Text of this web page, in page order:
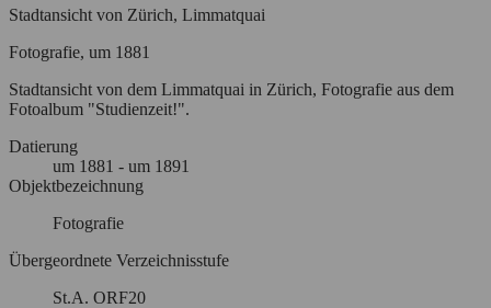
Stadtansicht von Zürich, Limmatquai
Fotografie, um 1881
Stadtansicht von dem Limmatquai in Zürich, Fotografie aus dem
Fotoalbum "Studienzeit!".
Datierung
um 1881 - um 1891
Objektbezeichnung
Fotografie
Übergeordnete Verzeichnisstufe
St.A. ORF20